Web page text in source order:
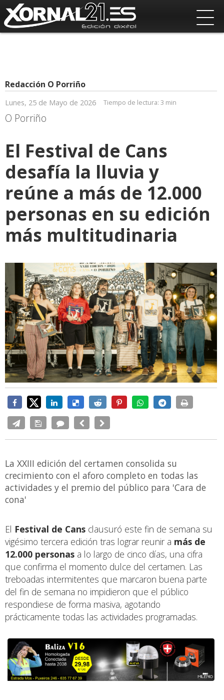
Redacción O Porriño
Lunes, 25 de Mayo de 2026 Tiempo de lectura: 3 min
O Porriño
El Festival de Cans
desafía la lluvia y
reúne a más de 12.000
personas en su edición
más multitudinaria
La XXIII edición del certamen consolida su
crecimiento con el aforo completo en todas las
actividades y el premio del público para 'Cara de
cona'
El Festival de Cans clausuró este fin de semana su
vigésimo tercera edición tras lograr reunir a más de
12.000 personas a lo largo de cinco días, una cifra
que confirma el momento dulce del certamen. Las
treboadas intermitentes que marcaron buena parte
del fin de semana no impidieron que el público
respondiese de forma masiva, agotando
prácticamente todas las actividades programadas.